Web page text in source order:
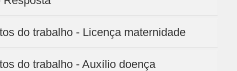
do trabalho - Licença maternidade
do trabalho - Auxílio doença